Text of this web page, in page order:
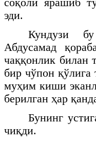
соқоли ярашиб
эди.
Кундузи бу
Абдусамад
чаққонлик билан
бир чўпон қўлига
муҳим киши
берилган ҳар
Бунинг
чиқди.